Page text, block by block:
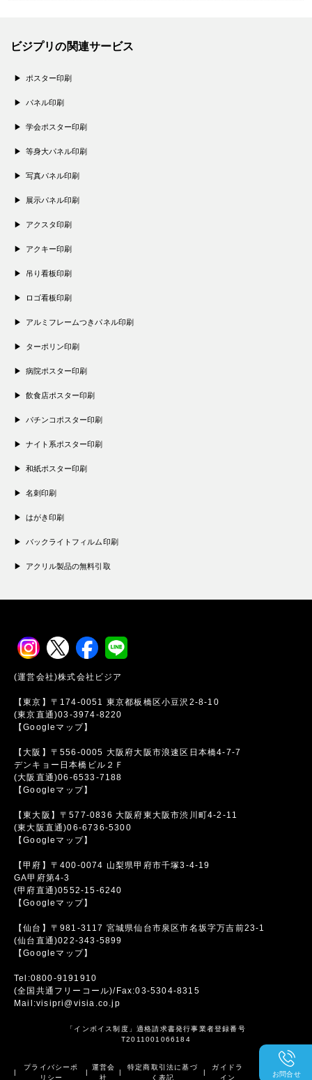
お問合せ
ビジプリの関連サービス
ポスター印刷
パネル印刷
学会ポスター印刷
等身大パネル印刷
写真パネル印刷
展示パネル印刷
アクスタ印刷
アクキー印刷
吊り看板印刷
ロゴ看板印刷
アルミフレームつきパネル印刷
ターポリン印刷
病院ポスター印刷
飲食店ポスター印刷
パチンコポスター印刷
ナイト系ポスター印刷
和紙ポスター印刷
名刺印刷
はがき印刷
バックライトフィルム印刷
アクリル製品の無料引取
(運営会社)株式会社ビジア
【東京】〒174-0051 東京都板橋区小豆沢2-8-10
(東京直通)03-3974-8220
【Googleマップ】
【大阪】〒556-0005 大阪府大阪市浪速区日本橋4-7-7
デンキョー日本橋ビル２Ｆ
(大阪直通)06-6533-7188
【Googleマップ】
【東大阪】〒577-0836 大阪府東大阪市渋川町4-2-11
(東大阪直通)06-6736-5300
【Googleマップ】
【甲府】〒400-0074 山梨県甲府市千塚3-4-19
GA甲府第4-3
(甲府直通)0552-15-6240
【Googleマップ】
【仙台】〒981-3117 宮城県仙台市泉区市名坂字万吉前23-1
(仙台直通)022-343-5899
【Googleマップ】
Tel:0800-9191910
(全国共通フリーコール)/Fax:03-5304-8315
Mail:visipri@visia.co.jp
「インボイス制度」適格請求書発行事業者登録番号
T2011001066184
|
プライバシーポ
リシー
|
運営会
社
|
特定商取引法に基づ
く表記
|
ガイドラ
イン